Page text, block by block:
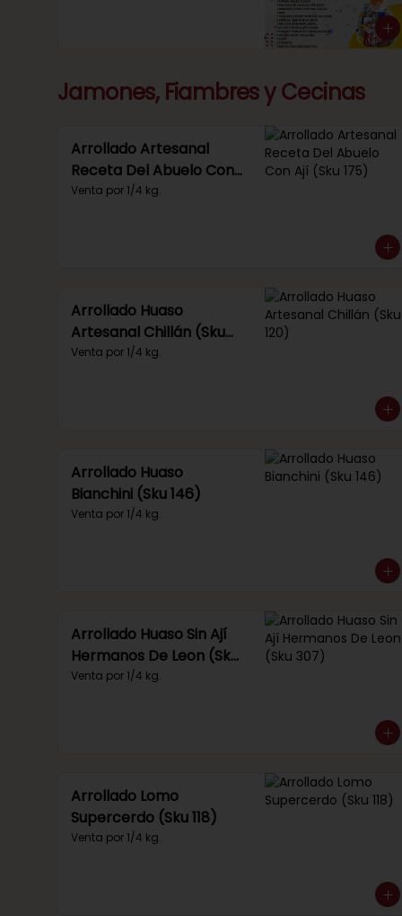
Jamones, Fiambres y Cecinas
Arrollado Artesanal
Receta Del Abuelo Con
Ají (Sku 175)
Venta por 1/4 kg.
Arrollado Huaso
Artesanal Chillán (Sku
120)
Venta por 1/4 kg.
Arrollado Huaso
Bianchini (Sku 146)
Venta por 1/4 kg.
Arrollado Huaso Sin Ají
Hermanos De Leon (Sku
307)
Venta por 1/4 kg.
Arrollado Lomo
Supercerdo (Sku 118)
Venta por 1/4 kg.